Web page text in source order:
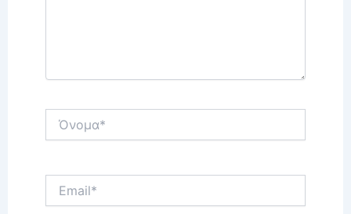
Όνομα*